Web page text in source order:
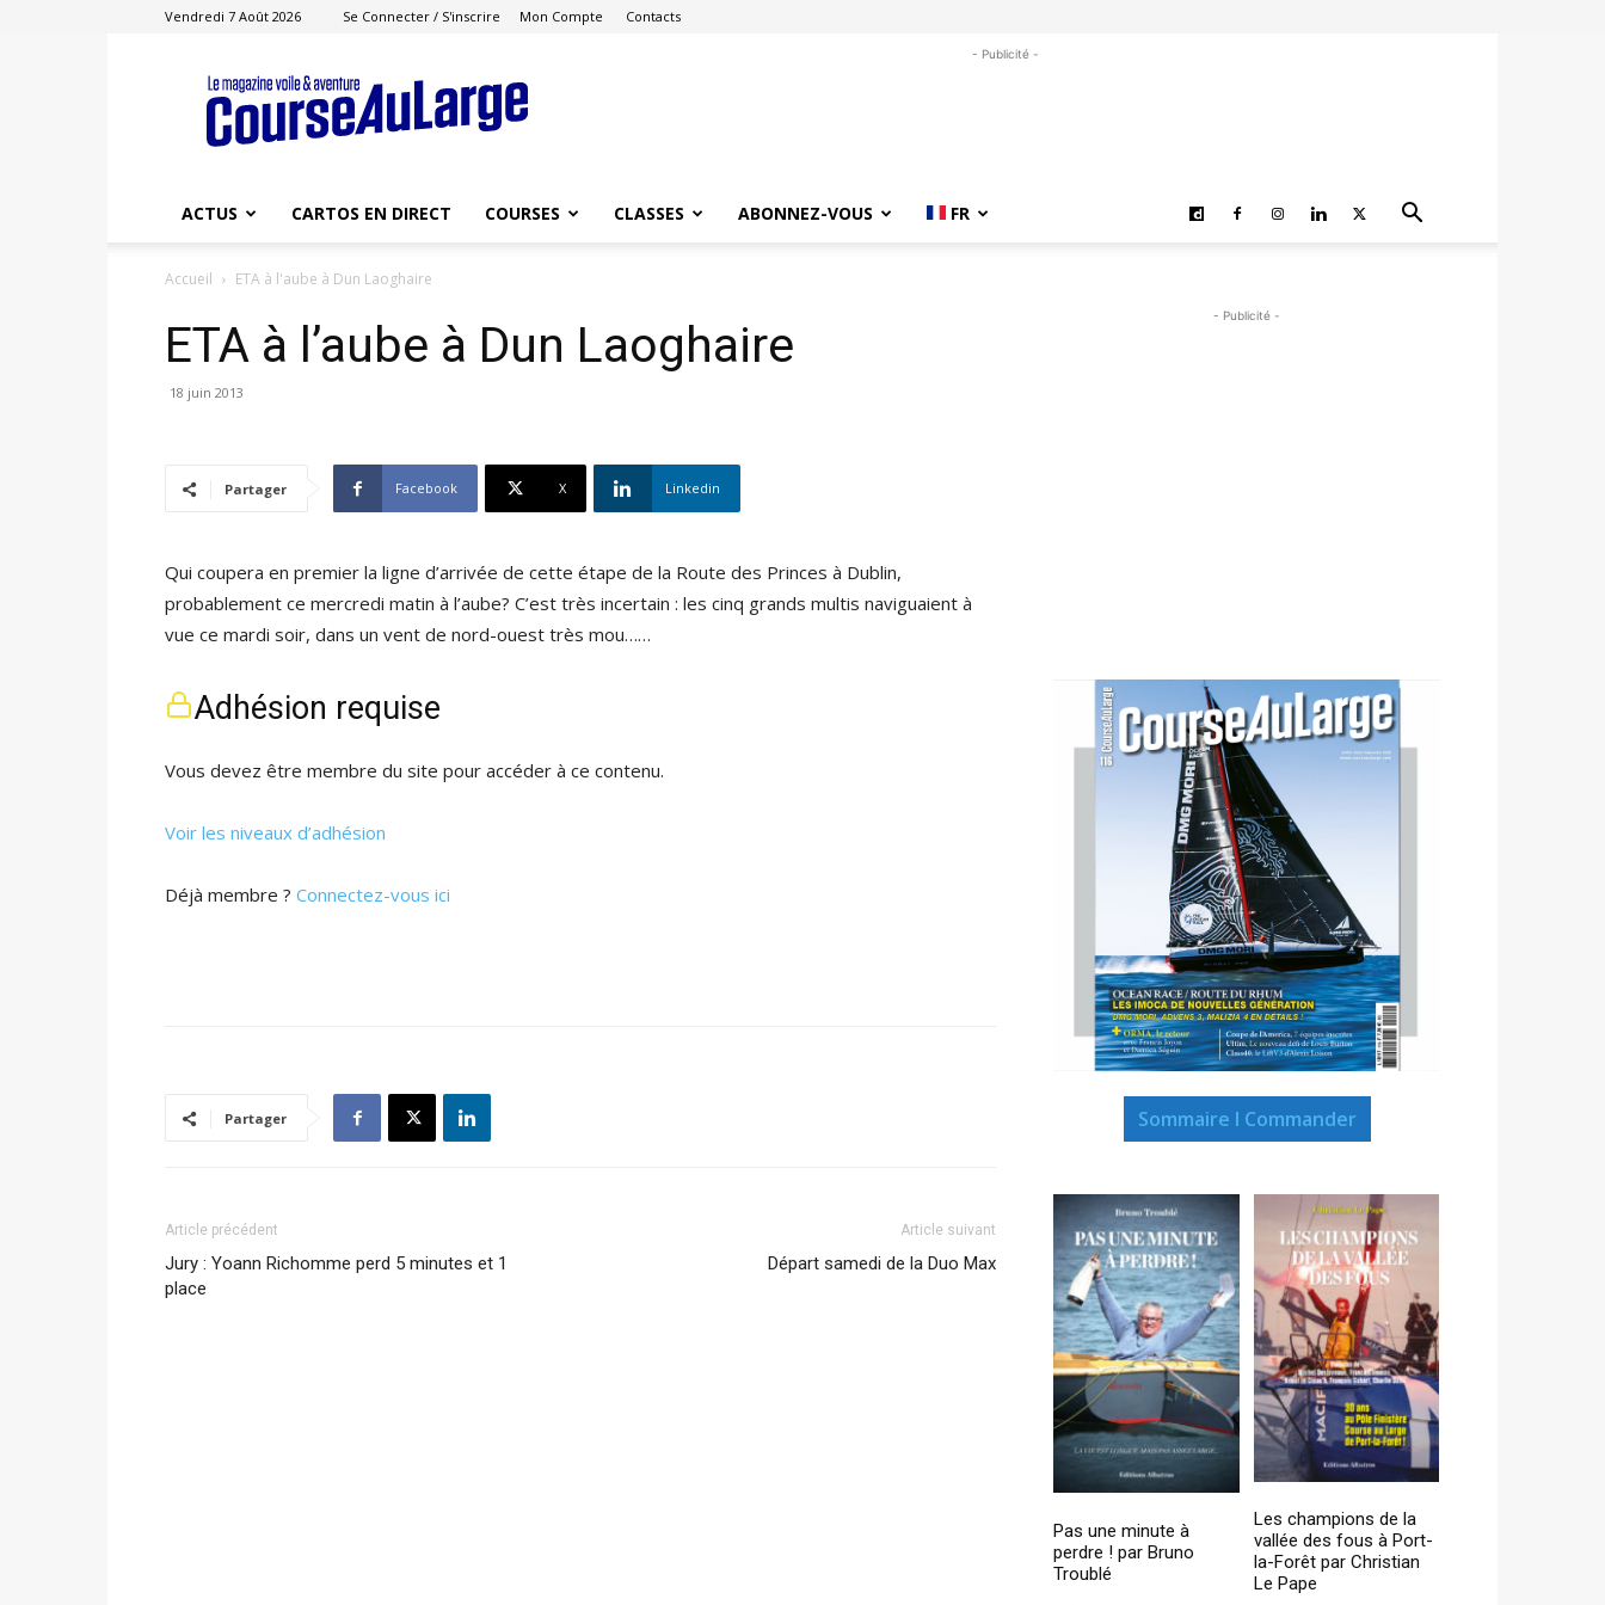
Vendredi 7 Août 2026 Se Connecter / S'inscrire Mon Compte Contacts
Course
au
Large
- Publicité -
ACTUS CARTOS EN DIRECT COURSES CLASSES ABONNEZ-VOUS FR
Accueil ETA à l'aube à Dun Laoghaire
ETA à l’aube à Dun Laoghaire
18 juin 2013
Partager Facebook X Linkedin
Qui coupera en premier la ligne d’arrivée de cette étape de la Route des Princes à Dublin,
probablement ce mercredi matin à l’aube? C’est très incertain : les cinq grands multis naviguaient à
vue ce mardi soir, dans un vent de nord-ouest très mou……
Adhésion requise
Vous devez être membre du site pour accéder à ce contenu.
Voir les niveaux d’adhésion
Déjà membre ? Connectez-vous ici
Partager
Article précédent
Jury : Yoann Richomme perd 5 minutes et 1
place
Article suivant
Départ samedi de la Duo Max
- Publicité -
Sommaire I Commander
Pas une minute à
perdre ! par Bruno
Troublé
Les champions de la
vallée des fous à Port-
la-Forêt par Christian
Le Pape